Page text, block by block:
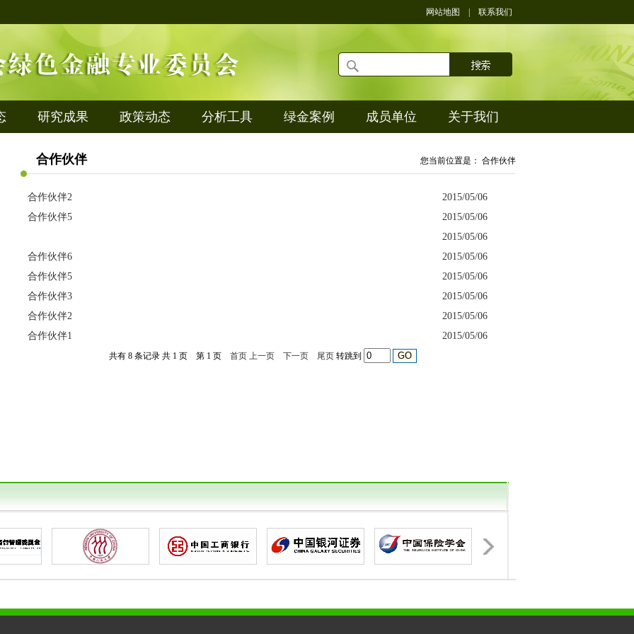
网站地图 联系我们
研究成果 政策动态 分析工具 绿金案例 成员单位 关于我们
合作伙伴 您当前位置是： 合作伙伴
2015/05/06
合作伙伴2
2015/05/06
合作伙伴5
2015/05/06
2015/05/06
合作伙伴6
2015/05/06
合作伙伴5
2015/05/06
合作伙伴3
2015/05/06
合作伙伴2
2015/05/06
合作伙伴1
共有 8 条记录 共 1 页 第 1 页 首页 上一页 下一页 尾页 转跳到